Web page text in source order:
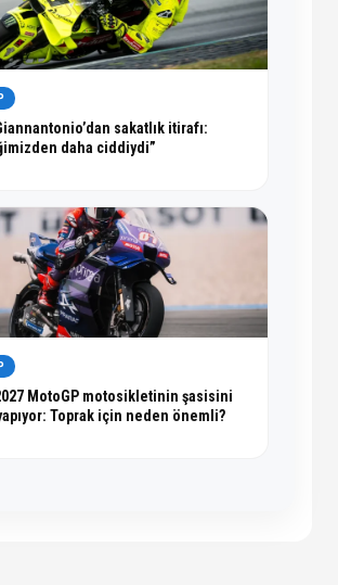
sakatlık itirafı:
daha ciddiydi”
MotoGP motosikletinin şasisini
Toprak için neden önemli?